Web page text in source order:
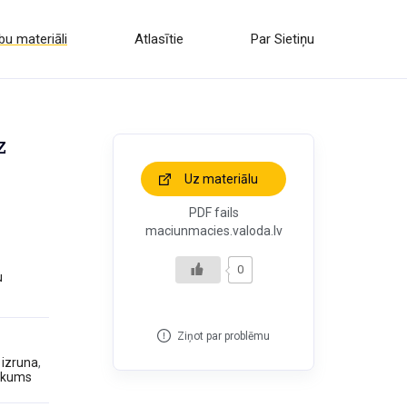
materiāli Atlasītie Par Sietiņu
,
Uz materiālu
PDF fails
maciunmacies.valoda.lv
0
Ziņot par problēmu